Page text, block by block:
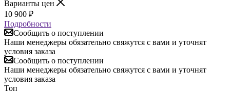
Варианты цен
10 900 ₽
Подробности
Сообщить о поступлении
Наши менеджеры обязательно свяжутся с вами и уточнят
условия заказа
Сообщить о поступлении
Наши менеджеры обязательно свяжутся с вами и уточнят
условия заказа
Топ